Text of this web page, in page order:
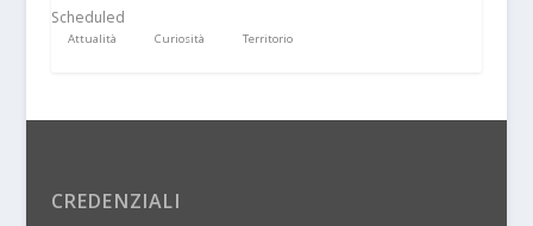
Scheduled
Attualità Curiosità Territorio
CREDENZIALI